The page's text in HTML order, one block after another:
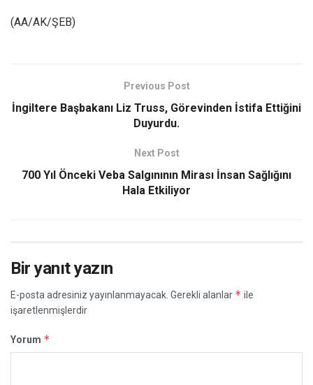
(AA/AK/ŞEB)
Previous Post
İngiltere Başbakanı Liz Truss, Görevinden İstifa Ettiğini
Duyurdu.
Next Post
700 Yıl Önceki Veba Salgınının Mirası İnsan Sağlığını
Hala Etkiliyor
Bir yanıt yazın
E-posta adresiniz yayınlanmayacak. Gerekli alanlar * ile
işaretlenmişlerdir
Yorum *